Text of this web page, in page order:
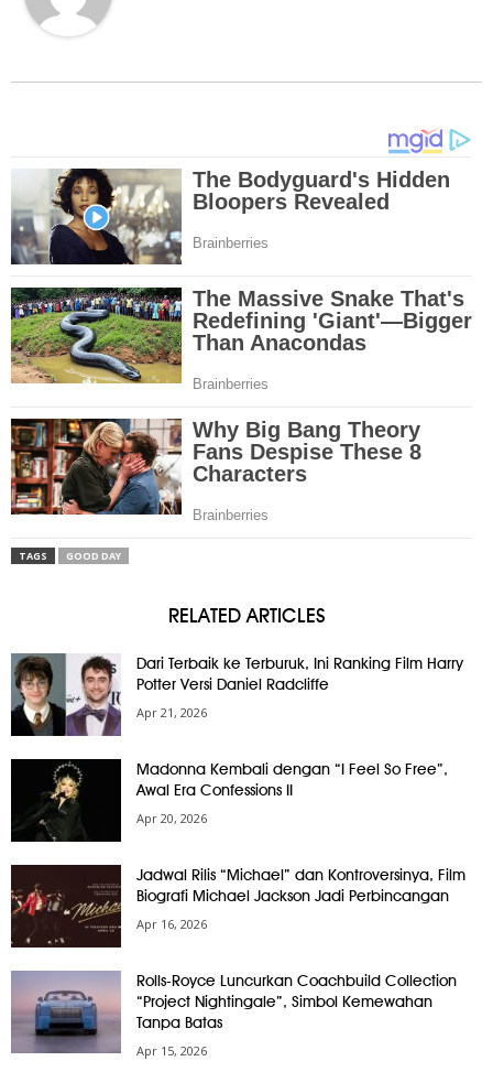
TAGS GOOD DAY
RELATED ARTICLES
Dari Terbaik ke Terburuk, Ini Ranking Film Harry
Potter Versi Daniel Radcliffe
Apr 21, 2026
Madonna Kembali dengan “I Feel So Free”,
Awal Era Confessions II
Apr 20, 2026
Jadwal Rilis “Michael” dan Kontroversinya, Film
Biografi Michael Jackson Jadi Perbincangan
Apr 16, 2026
Rolls-Royce Luncurkan Coachbuild Collection
“Project Nightingale”, Simbol Kemewahan
Tanpa Batas
Apr 15, 2026